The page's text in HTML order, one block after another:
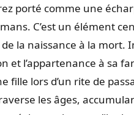
porté comme une
C’est un élément
la naissance à la
et l’appartenance à sa
lors d’un rite de
les âges,